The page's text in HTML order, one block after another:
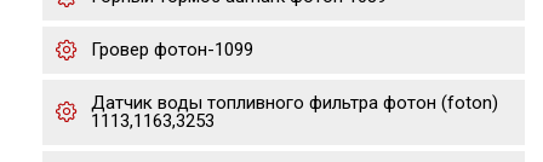
Гровер фотон-1099
Датчик воды топливного фильтра фотон (foton)
1113,1163,3253